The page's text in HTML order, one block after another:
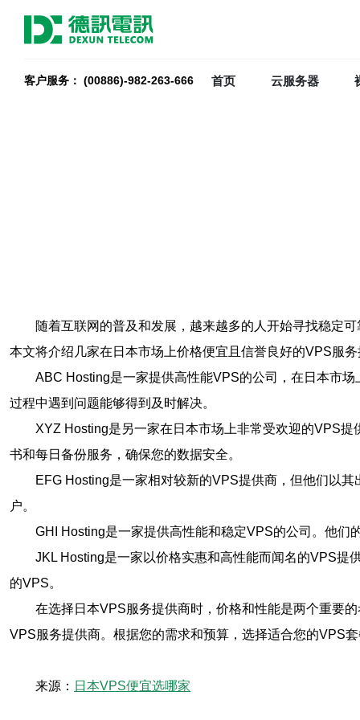
客户服务： (00886)-982-263-666 首页 云服务器
随着互联网的普及和发展，越来越多的人开始寻找稳定
本文将介绍几家在日本市场上价格便宜且信誉良好的VPS服
ABC Hosting是一家提供高性能VPS的公司，在日本市
过程中遇到问题能够得到及时解决。
XYZ Hosting是另一家在日本市场上非常受欢迎的VPS
书和每日备份服务，确保您的数据安全。
EFG Hosting是一家相对较新的VPS提供商，但他们以
户。
GHI Hosting是一家提供高性能和稳定VPS的公司。他
JKL Hosting是一家以价格实惠和高性能而闻名的VPS提
的VPS。
在选择日本VPS服务提供商时，价格和性能是两个重要
VPS服务提供商。根据您的需求和预算，选择适合您的VPS
来源： 日本VPS便宜选哪家